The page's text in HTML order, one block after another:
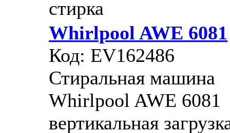
стирка
Whirlpool AWE 6081
Код: EV162486
Стиральная машина
Whirlpool AWE 6081
вертикальная